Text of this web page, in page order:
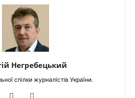
Негребецький
спілки журналістів України.